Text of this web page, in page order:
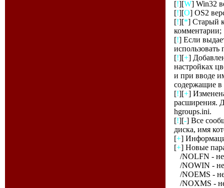
[!][W] Win32
[!][O] OS2
[!][*] Старый
комментарии;
[!] Если
[!][+]
настройках
и при вводе
содержащие в
[!][+]
расширения.
hgroups.ini.
[!][-] Все
диска, имя
[+]
[+] Новые
/NOLFN - не
/NOWIN - не
/NOEMS - не
/NOXMS -